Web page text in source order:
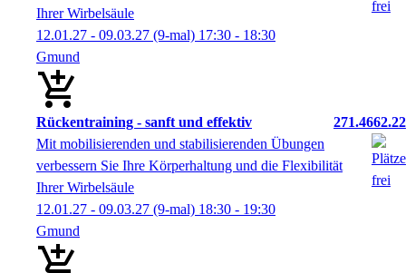
Ihrer Wirbelsäule
12.01.27 - 09.03.27 (9-mal) 17:30 - 18:30
Gmund
Rückentraining - sanft und effektiv
271.4662.22
Mit mobilisierenden und stabilisierenden Übungen
verbessern Sie Ihre Körperhaltung und die Flexibilität
Ihrer Wirbelsäule
12.01.27 - 09.03.27 (9-mal) 18:30 - 19:30
Gmund